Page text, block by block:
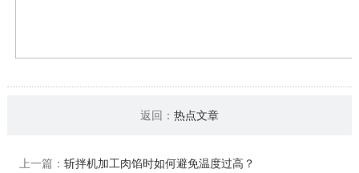
返回： 热点文章
上一篇： 斩拌机加工肉馅时如何避免温度过高？